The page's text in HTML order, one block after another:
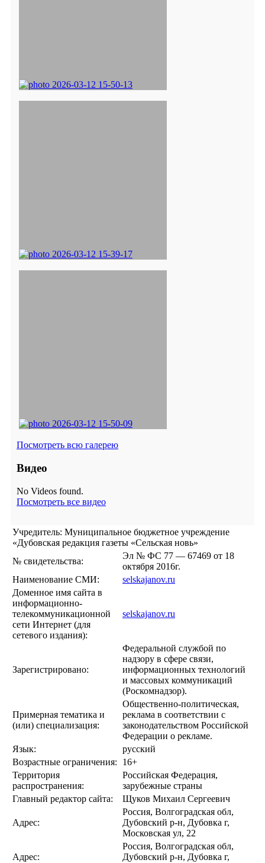
Посмотреть всю галерею
Видео
No Videos found.
Посмотреть все видео
Учредитель: Муниципальное бюджетное учреждение
«Дубовская редакция газеты «Сельская новь»
№ свидетельства:
Эл № ФС 77 — 67469 от 18
октября 2016г.
Наименование СМИ:
selskajanov.ru
Доменное имя сайта в
информационно-
телекоммуникационной
сети Интернет (для
сетевого издания):
selskajanov.ru
Зарегистрировано:
Федеральной службой по
надзору в сфере связи,
информационных технологий
и массовых коммуникаций
(Роскомнадзор).
Примерная тематика и
(или) специализация:
Общественно-политическая,
реклама в соответствии с
законодательством Российской
Федерации о рекламе.
Язык:
русский
Возрастные ограничения:
16+
Территория
распространения:
Российская Федерация,
зарубежные страны
Главный редактор сайта:
Щуков Михаил Сергеевич
Адрес:
Россия, Волгоградская обл,
Дубовский р-н, Дубовка г,
Московская ул, 22
Адрес:
Россия, Волгоградская обл,
Дубовский р-н, Дубовка г,